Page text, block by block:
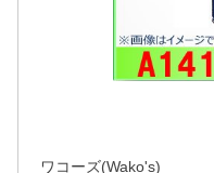
ワコーズ(Wako's)